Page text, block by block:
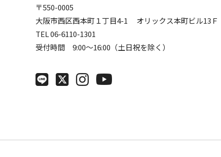
〒550-0005
大阪市西区西本町１丁目4-1 オリックス本町ビル13Ｆ
TEL 06-6110-1301
受付時間 9:00～16:00（土日祝を除く）